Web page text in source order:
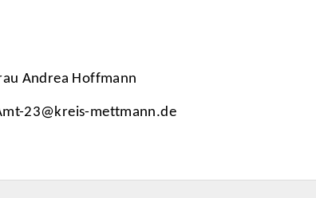
Andrea Hoffmann
23@kreis-mettmann.de